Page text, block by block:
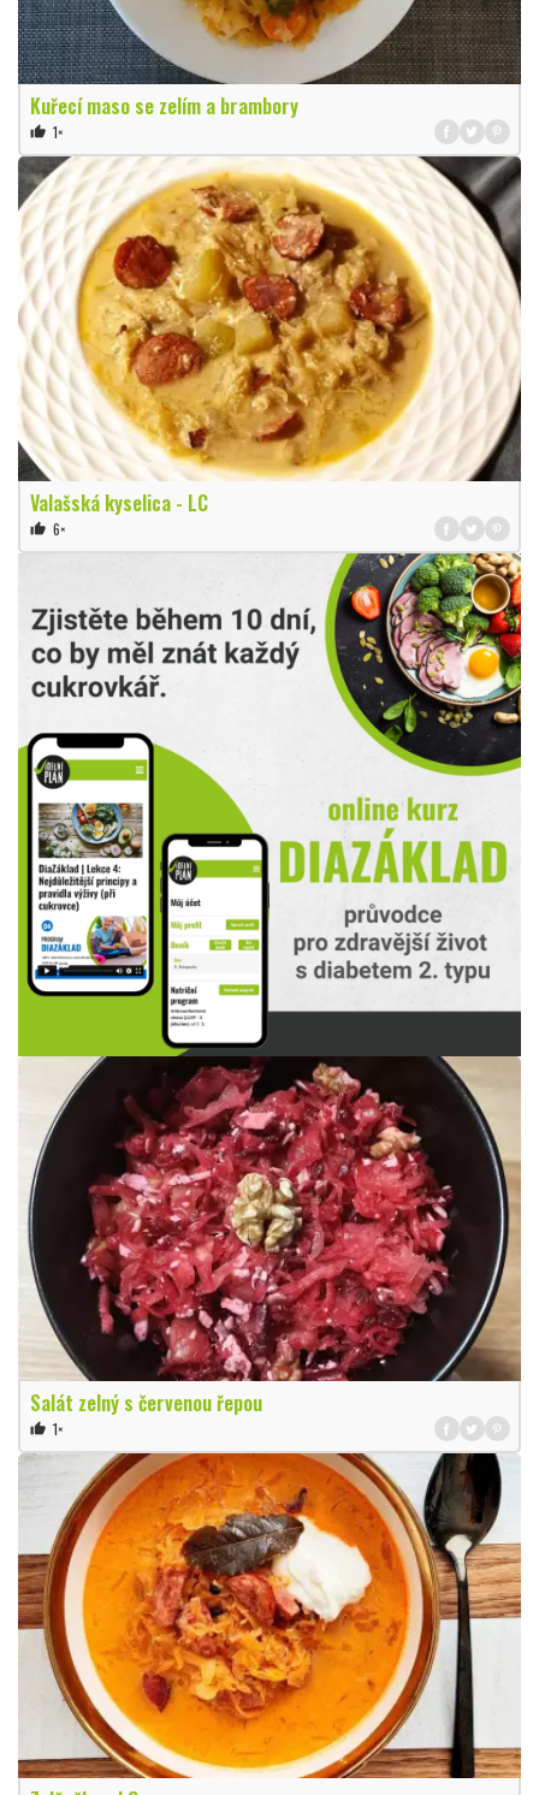
Kuřecí maso se zelím a brambory
thumb_up 1×
Valašská kyselica - LC
thumb_up 6×
Salát zelný s červenou řepou
thumb_up 1×